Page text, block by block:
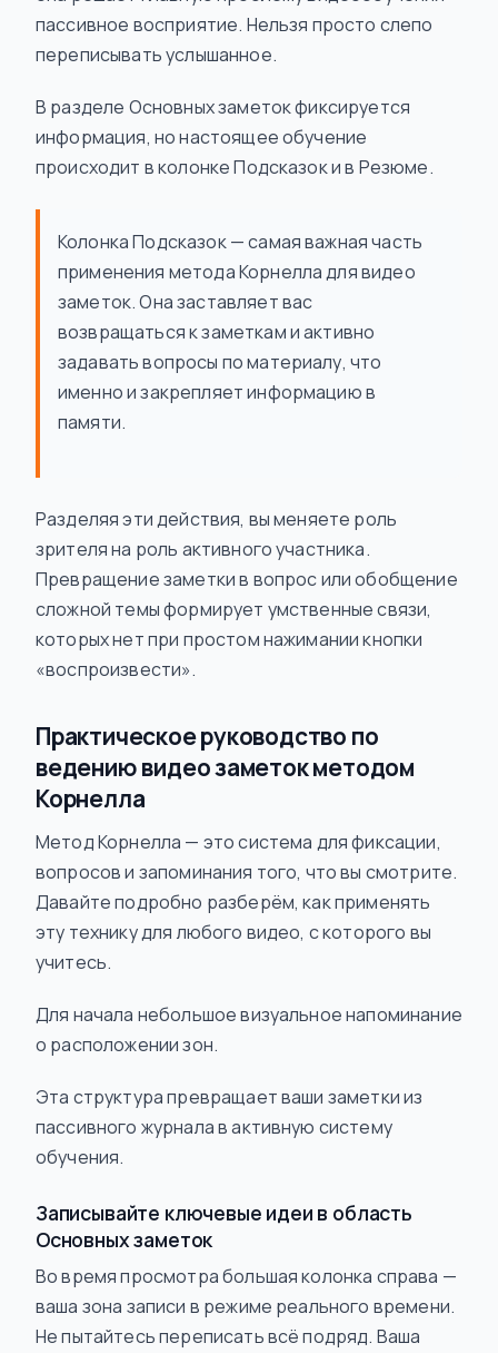
пассивное восприятие. Нельзя просто слепо
переписывать услышанное.
В разделе Основных заметок фиксируется
информация, нонастоящееобучение
происходит в колонке Подсказок и в Резюме.
Колонка Подсказок — самая важная часть
применения метода Корнелла для видео
заметок. Она заставляет вас
возвращаться к заметкам и активно
задавать вопросы по материалу, что
именно и закрепляет информацию в
памяти.
Разделяя эти действия, вы меняете роль
зрителя на роль активного участника.
Превращение заметки в вопрос или обобщение
сложной темы формирует умственные связи,
которых нет при простом нажимании кнопки
«воспроизвести».
Практическое руководство по
ведению видео заметок методом
Корнелла
Метод Корнелла — это система для фиксации,
вопросов и запоминания того, что вы смотрите.
Давайте подробно разберём, как применять
эту технику для любого видео, с которого вы
учитесь.
Для начала небольшое визуальное напоминание
о расположении зон.
Эта структура превращает ваши заметки из
пассивного журнала в активную систему
обучения.
Записывайте ключевые идеи в область
Основных заметок
Во время просмотра большая колонка справа —
ваша зона записи в режиме реального времени.
Не пытайтесь переписать всё подряд. Ваша